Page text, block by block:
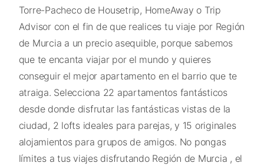
Torre-Pacheco de Housetrip, HomeAway o Trip
Advisor con el fin de que realices tu viaje por Región
de Murcia a un precio asequible, porque sabemos
que te encanta viajar por el mundo y quieres
conseguir el mejor apartamento en el barrio que te
atraiga. Selecciona 22 apartamentos fantásticos
desde donde disfrutar las fantásticas vistas de la
ciudad, 2 lofts ideales para parejas, y 15 originales
alojamientos para grupos de amigos. No pongas
límites a tus viajes disfrutando Región de Murcia , el